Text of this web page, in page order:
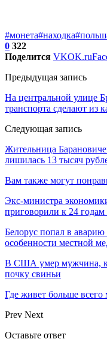
#монета#находка
0 322
Поделится VKOK.ru
Предыдущая запись
На центральной улице
транспорта сделают из
Следующая запись
Жительница
лишилась 13 тысяч
Вам также могут
Экс-министра
приговорили к 24
Белорус попал в
особенности местной
В США умер мужчина,
почку свиньи
Где живет больше всего
Prev Next
Оставьте ответ